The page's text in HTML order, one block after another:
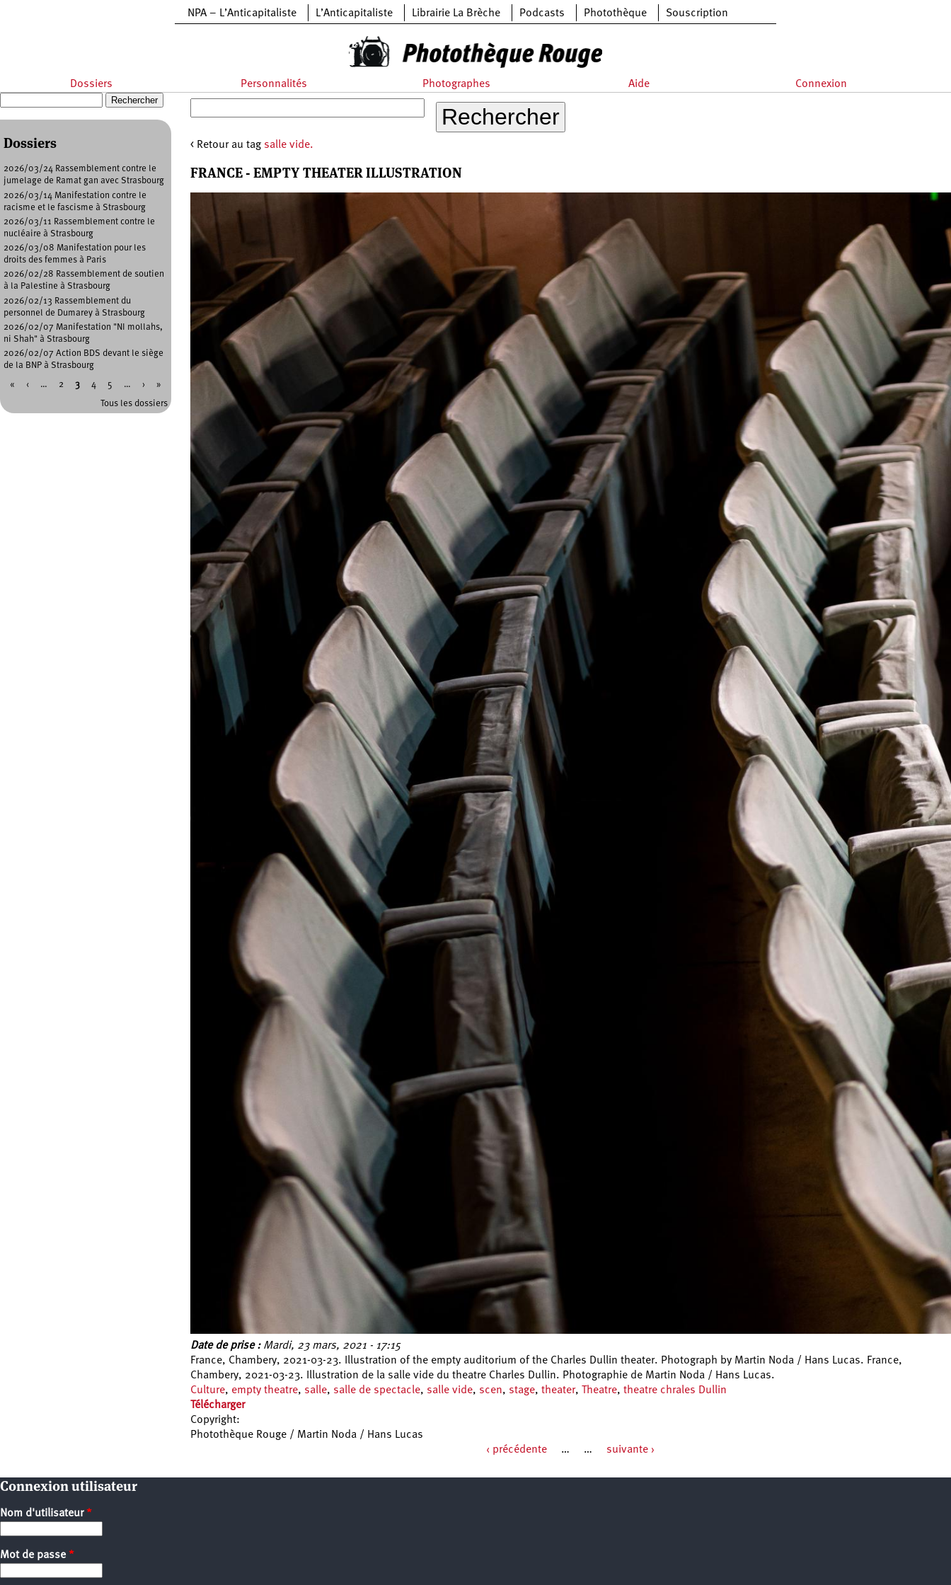
NPA – L’Anticapitaliste L’Anticapitaliste Librairie La Brèche Podcasts Photothèque Souscription
Dossiers Personnalités Photographes Aide Connexion
< Retour au tag salle vide.
FRANCE - EMPTY THEATER ILLUSTRATION
Date de prise : Mardi, 23 mars, 2021 - 17:15
France, Chambery, 2021-03-23. Illustration of the empty auditorium of the Charles Dullin theater. Photograph by Martin Noda / Hans Lucas. France,
Chambery, 2021-03-23. Illustration de la salle vide du theatre Charles Dullin. Photographie de Martin Noda / Hans Lucas.
Culture, empty theatre, salle, salle de spectacle, salle vide, scen, stage, theater, Theatre, theatre chrales Dullin
Télécharger
Copyright:
Photothèque Rouge / Martin Noda / Hans Lucas
‹ précédente … … suivante ›
Formulaire de recherche
Dossiers
2026/03/24 Rassemblement contre le
jumelage de Ramat gan avec Strasbourg
2026/03/14 Manifestation contre le
racisme et le fascisme à Strasbourg
2026/03/11 Rassemblement contre le
nucléaire à Strasbourg
2026/03/08 Manifestation pour les
droits des femmes à Paris
2026/02/28 Rassemblement de soutien
à la Palestine à Strasbourg
2026/02/13 Rassemblement du
personnel de Dumarey à Strasbourg
2026/02/07 Manifestation "NI mollahs,
ni Shah" à Strasbourg
2026/02/07 Action BDS devant le siège
de la BNP à Strasbourg
« ‹ … 2 3 4 5 … › »
Tous les dossiers
Connexion utilisateur
Nom d'utilisateur*
Mot de passe *